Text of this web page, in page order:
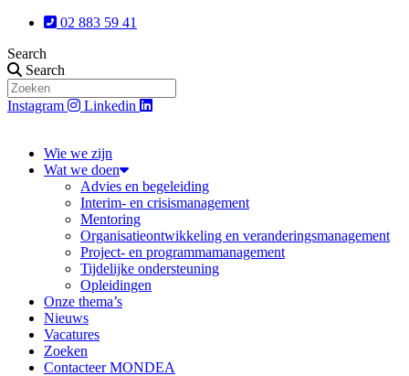
de
inhoud
02 883 59 41
Search
Search
Instagram Linkedin
Wie we zijn
Wat we doen
Advies en begeleiding
Interim- en crisismanagement
Mentoring
Organisatieontwikkeling en veranderingsmanagement
Project- en programmamanagement
Tijdelijke ondersteuning
Opleidingen
Onze thema’s
Nieuws
Vacatures
Zoeken
Contacteer MONDEA